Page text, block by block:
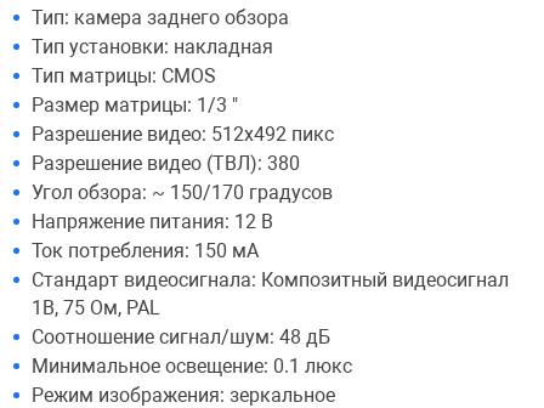
Сетевые
Игровые
Тип: камера заднего обзора
Тип установки: накладная
Тип матрицы: CMOS
Размер матрицы: 1/3 "
Разрешение видео: 512х492 пикс
Разрешение видео (ТВЛ): 380
Угол обзора: ~ 150/170 градусов
Напряжение питания: 12 В
Ток потребления: 150 мА
Стандарт видеосигнала: Композитный видеосигнал
1В, 75 Ом, PAL
Соотношение сигнал/шум: 48 дБ
Минимальное освещение: 0.1 люкс
Режим изображения: зеркальное